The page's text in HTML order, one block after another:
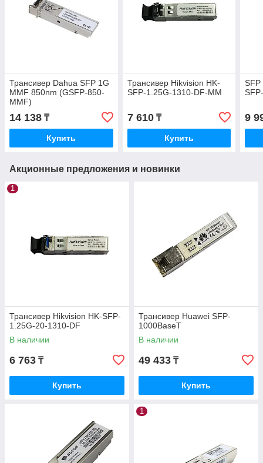
Трансивер Dahua SFP 1G
MMF 850nm (GSFP-850-
MMF)
14 138 ₸
Купить
Трансивер Hikvision HK-
SFP-1.25G-1310-DF-MM
7 610₸
Купить
SFP
9
Акционные предложения и новинки
1
Трансивер Hikvision HK-SFP-
1.25G-20-1310-DF
В наличии
6 763 ₸
Купить
Трансивер Huawei SFP-
1000BaseT
В наличии
49 433 ₸
Купить
1